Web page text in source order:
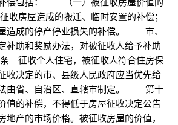
房屋造成的搬迁、临时安置的补偿；
成的停产停业损失的补偿。 市、
补助和奖励办法，对被征收人给予补助
收个人住宅，被征收人符合住房保
收决定的市、县级人民政府应当优先给
由省、自治区、直辖市制定。 第十
的补偿，不得低于房屋征收决定公告
地产的市场价格。被征收房屋的价值，